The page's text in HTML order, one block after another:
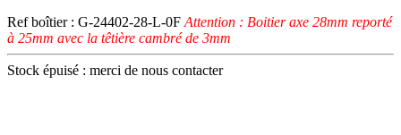
Ref boîtier : G-24402-28-L-0F Attention : Boitier axe 28mm reporté
à 25mm avec la têtière cambré de 3mm
Stock épuisé : merci de nous contacter